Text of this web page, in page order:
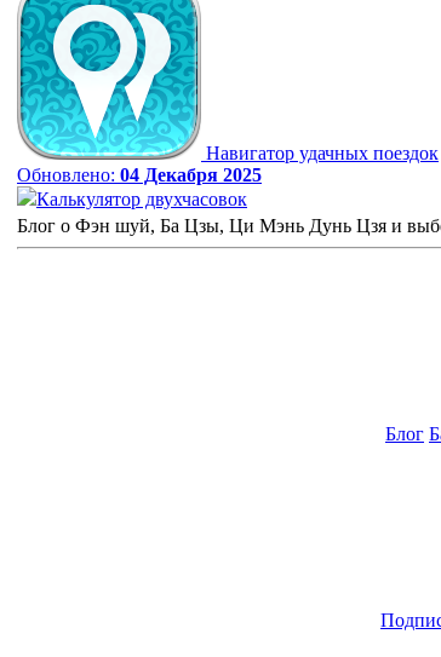
Навигатор удачных поездок
Обновлено: 04 Декабря 2025
Калькулятор двухчасовок
Блог о Фэн шуй, Ба Цзы, Ци Мэнь Дунь Цзя и
Блог